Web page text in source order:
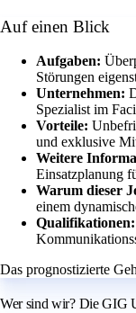
Auf einen Blick
Aufgaben:
Störungen
Unternehmen:
Spezialist im
Vorteile:
und exklusive
Weitere
Einsatzplanung
Warum dieser
einem
Qualifikationen:
Das prognostizierte
Wer sind wir? Die GIG